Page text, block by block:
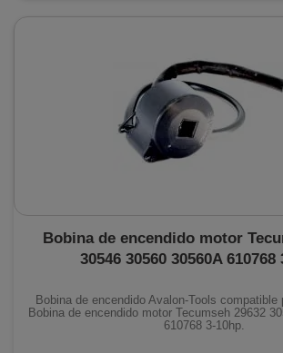
Bobina de encendido motor
30546 30560 30560A 610768
Bobina de encendido Avalon-Tools
Bobina de encendido motor Tecumseh 29632
610768 3-10hp.